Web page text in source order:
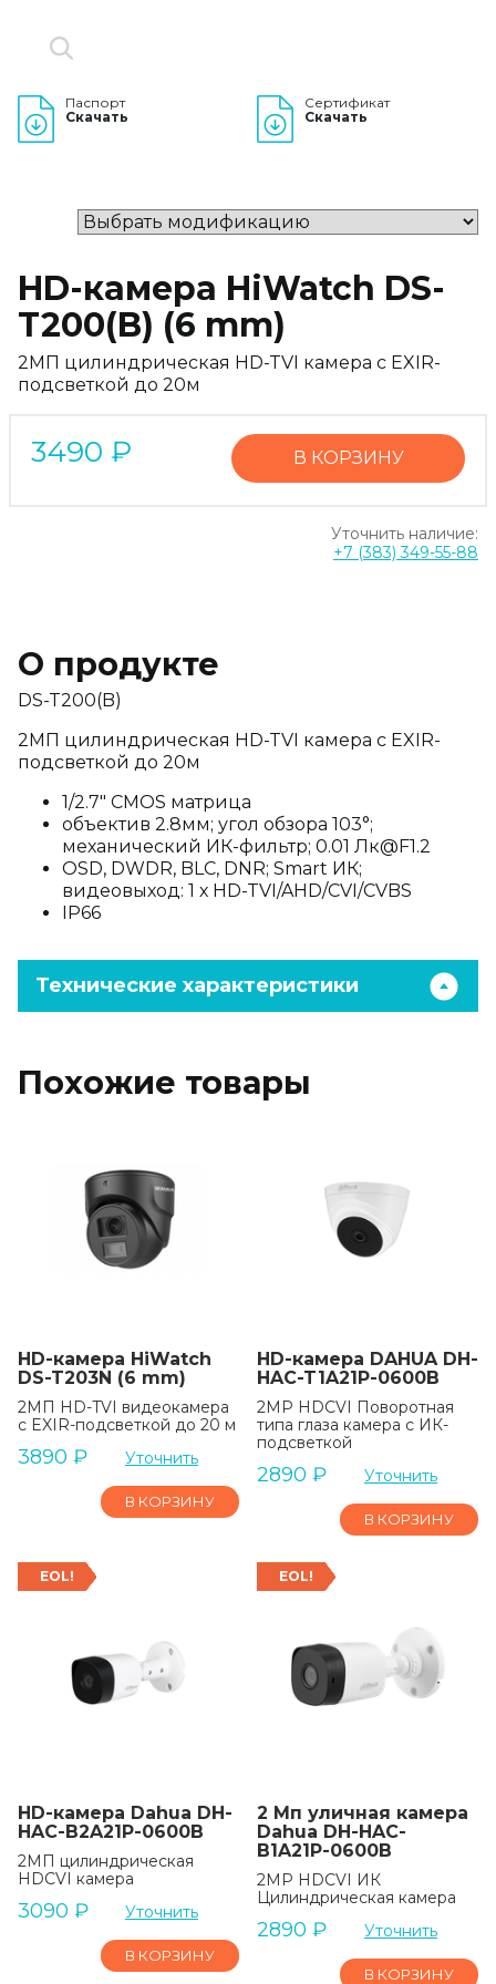
Паспорт
Скачать
Сертификат
Скачать
HD-камера HiWatch DS-
T200(B) (6 mm)
2МП цилиндрическая HD-TVI камера с EXIR-
подсветкой до 20м
3490 ₽ В КОРЗИНУ
Уточнить наличие:
+7 (383) 349-55-88
О продукте
DS-T200(B)
2МП цилиндрическая HD-TVI камера с EXIR-
подсветкой до 20м
1/2.7" CMOS матрица
объектив 2.8мм; угол обзора 103°;
механический ИК-фильтр; 0.01 Лк@F1.2
OSD, DWDR, BLC, DNR; Smart ИК;
видеовыход: 1 х HD-TVI/AHD/CVI/CVBS
IP66
Технические характеристики
Похожие товары
HD-камера HiWatch
DS-T203N (6 mm)
2МП HD-TVI видеокамера
с EXIR-подсветкой до 20 м
3890 ₽ Уточнить
В КОРЗИНУ
HD-камера DAHUA DH-
HAC-T1A21P-0600B
2MP HDCVI Поворотная
типа глаза камера с ИК-
подсветкой
2890 ₽ Уточнить
В КОРЗИНУ
EOL!
HD-камера Dahua DH-
HAC-B2A21P-0600B
2MП цилиндрическая
HDCVI камера
3090 ₽ Уточнить
В КОРЗИНУ
EOL!
2 Мп уличная камера
Dahua DH-HAC-
B1A21P-0600B
2MP HDCVI ИК
Цилиндрическая камера
2890 ₽ Уточнить
В КОРЗИНУ